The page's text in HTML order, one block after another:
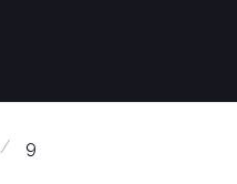
/ 9